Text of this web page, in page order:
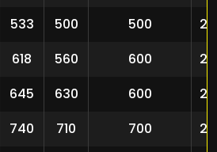
533 500 500
22
618 560 600
26
645 630 600
26
740 710 700
26